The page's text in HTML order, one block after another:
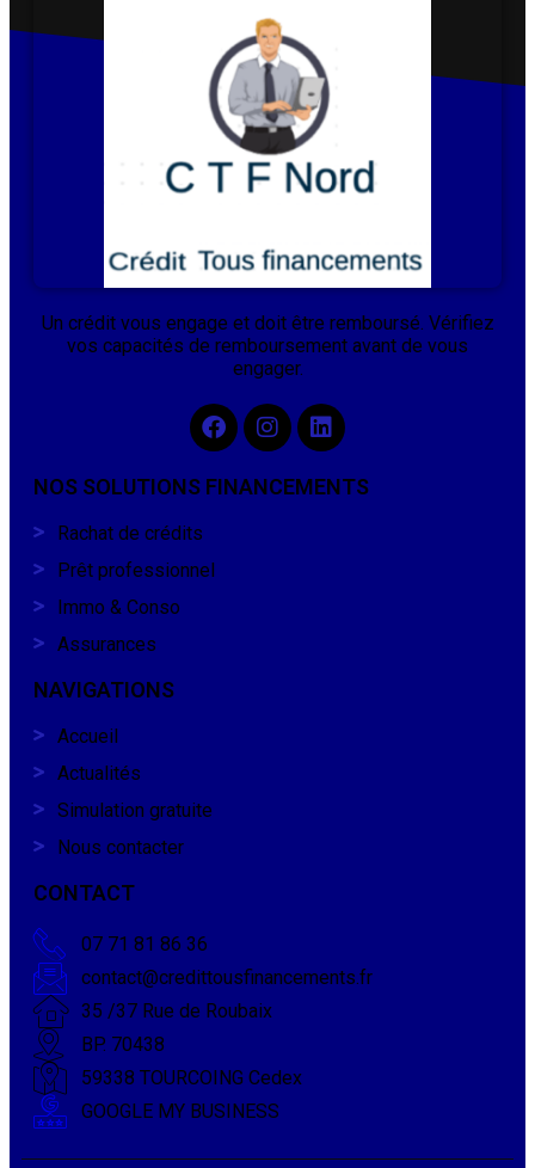
Un crédit vous engage et doit être remboursé. Vérifiez
vos capacités de remboursement avant de vous
engager.
NOS SOLUTIONS FINANCEMENTS
Rachat de crédits
Prêt professionnel
Immo & Conso
Assurances
NAVIGATIONS
Accueil
Actualités
Simulation gratuite
Nous contacter
CONTACT
07 71 81 86 36
contact@credittousfinancements.fr
35 /37 Rue de Roubaix
BP. 70438
59338 TOURCOING Cedex
GOOGLE MY BUSINESS